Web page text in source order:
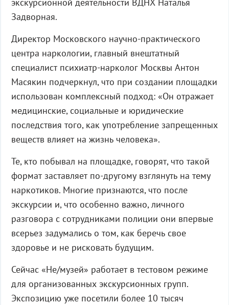
экскурсионной деятельности ВДНХ Наталья
Задворная.
Директор Московского научно-практического
центра наркологии, главный внештатный
специалист психиатр-нарколог Москвы Антон
Масякин подчеркнул, что при создании площадки
использован комплексный подход: «Он отражает
медицинские, социальные и юридические
последствия того, как употребление запрещенных
веществ влияет на жизнь человека».
Те, кто побывал на площадке, говорят, что такой
формат заставляет по-другому взглянуть на тему
наркотиков. Многие признаются, что после
экскурсии и, что особенно важно, личного
разговора с сотрудниками полиции они впервые
всерьез задумались о том, как беречь свое
здоровье и не рисковать будущим.
Сейчас «Не/музей» работает в тестовом режиме
для организованных экскурсионных групп.
Экспозицию уже посетили более 10 тысяч